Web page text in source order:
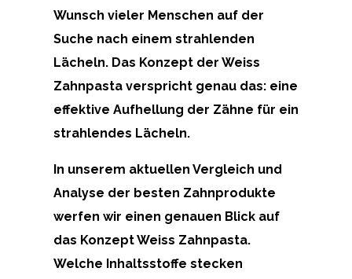
Wunsch vieler Menschen auf der
Suche nach einem strahlenden
Lächeln. Das Konzept der Weiss
Zahnpasta verspricht genau das: eine
effektive Aufhellung der Zähne für ein
strahlendes Lächeln.
In unserem aktuellen Vergleich und
Analyse der besten Zahnprodukte
werfen wir einen genauen Blick auf
das Konzept Weiss Zahnpasta.
Welche Inhaltsstoffe stecken